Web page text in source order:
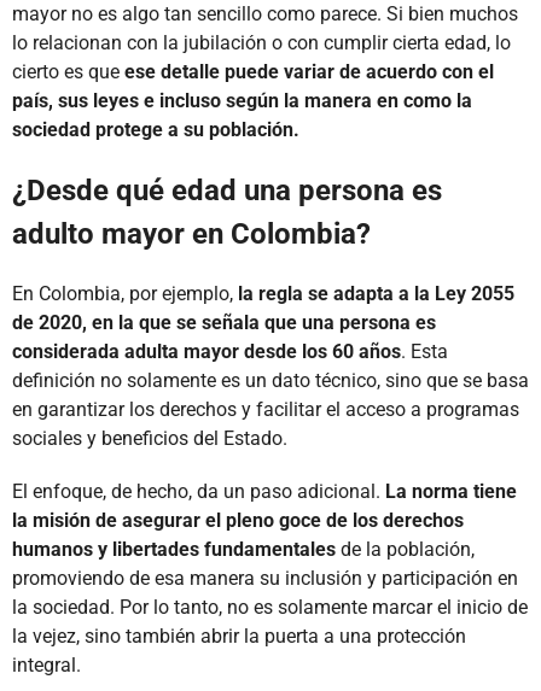
mayor no es algo tan sencillo como parece. Si bien muchos
lo relacionan con la jubilación o con cumplir cierta edad, lo
cierto es que ese detalle puede variar de acuerdo con el
país, sus leyes e incluso según la manera en como la
sociedad protege a su población.
¿Desde qué edad una persona es
adulto mayor en Colombia?
En Colombia, por ejemplo, la regla se adapta a la Ley 2055
de 2020, en la que se señala que una persona es
considerada adulta mayor desde los 60 años. Esta
definición no solamente es un dato técnico, sino que se basa
en garantizar los derechos y facilitar el acceso a programas
sociales y beneficios del Estado.
El enfoque, de hecho, da un paso adicional. La norma tiene
la misión de asegurar el pleno goce de los derechos
humanos y libertades fundamentales de la población,
promoviendo de esa manera su inclusión y participación en
la sociedad. Por lo tanto, no es solamente marcar el inicio de
la vejez, sino también abrir la puerta a una protección
integral.